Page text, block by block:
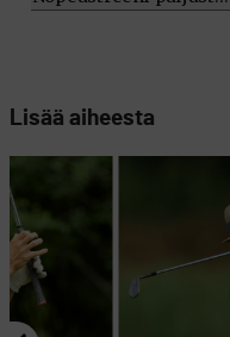
Lisää aiheesta